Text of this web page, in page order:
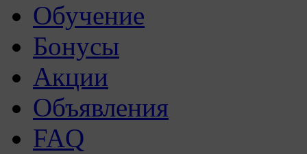
Обучение
Бонусы
Акции
Объявления
FAQ